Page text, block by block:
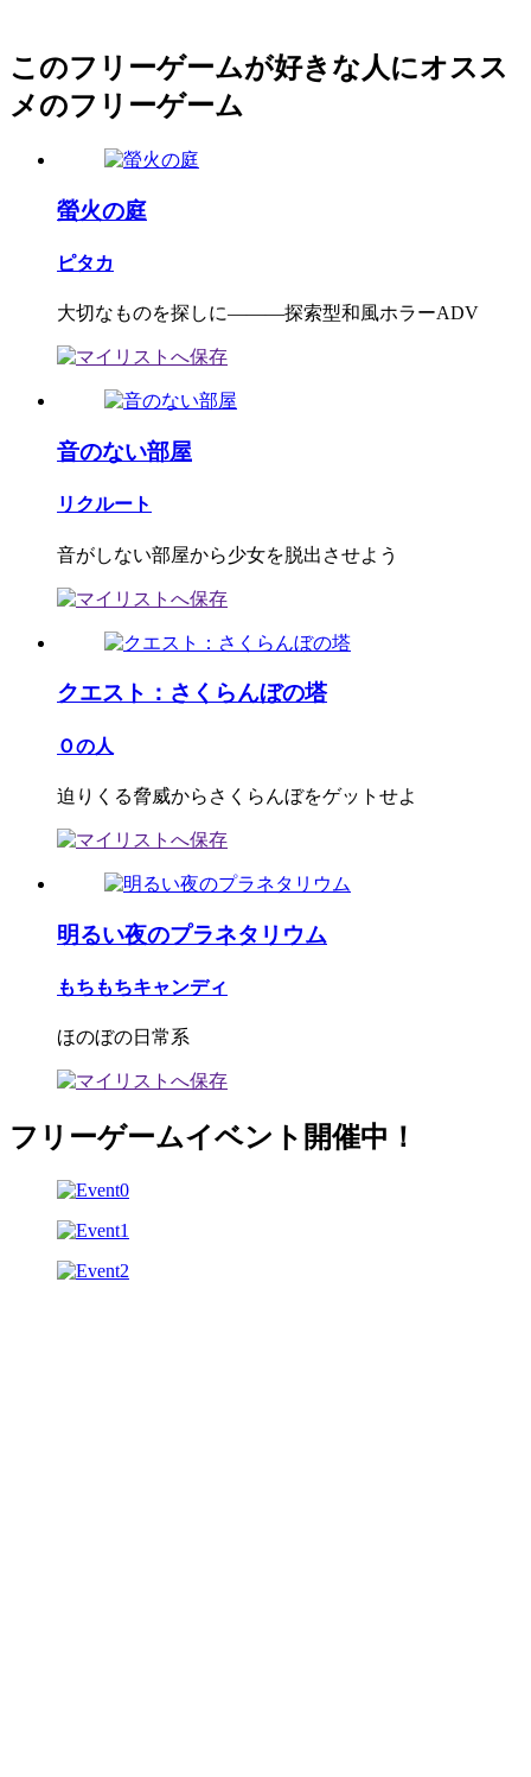
このフリーゲームが好きな人にオスス
メのフリーゲーム
螢火の庭
ピタカ
大切なものを探しに―――探索型和風ホラーADV
音のない部屋
リクルート
音がしない部屋から少女を脱出させよう
クエスト：さくらんぼの塔
Ｏの人
迫りくる脅威からさくらんぼをゲットせよ
明るい夜のプラネタリウム
もちもちキャンディ
ほのぼの日常系
フリーゲームイベント開催中！